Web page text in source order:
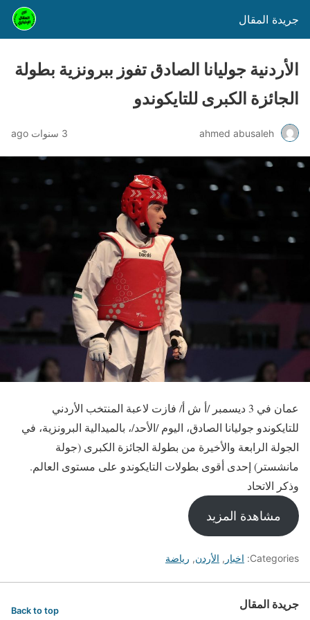
جريدة المقال
الأردنية جوليانا الصادق تفوز ببرونزية بطولة
الجائزة الكبرى للتايكوندو
ahmed abusaleh 3 سنوات ago
عمان في 3 ديسمبر /أ ش أ/ فازت لاعبة المنتخب الأردني
للتايكوندو جوليانا الصادق، اليوم /الأحد/، بالميدالية البرونزية، في
الجولة الرابعة والأخيرة من بطولة الجائزة الكبرى (جولة
مانشستر) إحدى أقوى بطولات التايكوندو على مستوى العالم.
وذكر الاتحاد
مشاهدة المزيد
Categories: اخبار , الأردن, رياضة
جريدة المقال Back to top